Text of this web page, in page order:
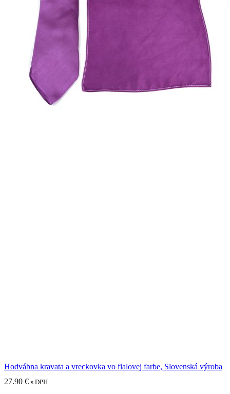
Hodvábna kravata a vreckovka vo fialovej farbe, Slovenská výroba
27.90 € s DPH